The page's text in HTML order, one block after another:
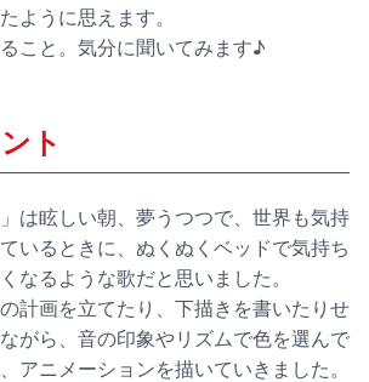
ように思えます。
こと。気分に聞いてみます♪
ト
」は眩しい朝、夢うつつで、世界も気持
いるときに、ぬくぬくベッドで気持ち
なるような歌だと思いました。
計画を立てたり、下描きを書いたりせ
がら、音の印象やリズムで色を選んで
アニメーションを描いていきました。